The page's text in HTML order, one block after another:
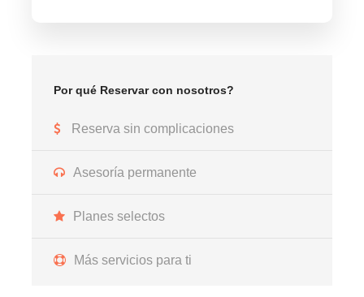
Por qué Reservar con nosotros?
Reserva sin complicaciones
Asesoría permanente
Planes selectos
Más servicios para ti